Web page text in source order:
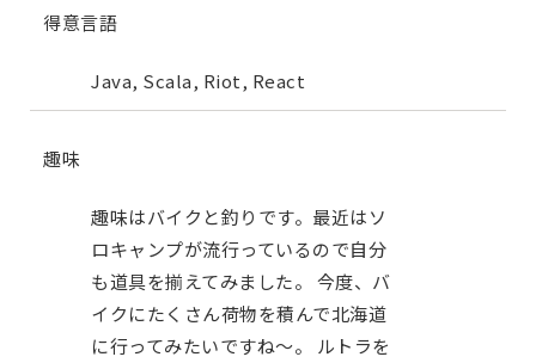
得意言語
Java, Scala, Riot, React
趣味
趣味はバイクと釣りです。最近はソ
ロキャンプが流行っているので自分
も道具を揃えてみました。 今度、バ
イクにたくさん荷物を積んで北海道
に行ってみたいですね～。 ルトラを